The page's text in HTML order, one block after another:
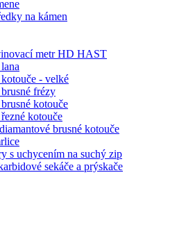
na kámen
metr HD HAST
- velké
frézy
kotouče
kotouče
brusné kotouče
s uchycením na suchý zip
sekáče a prýskače